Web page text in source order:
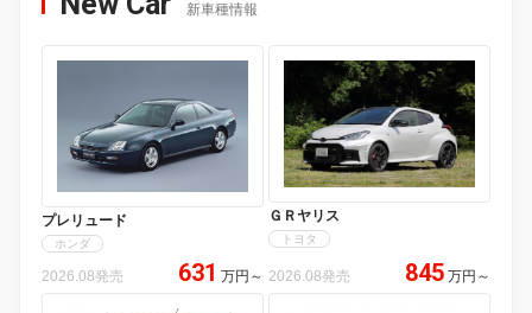
新車種情報
プレリュード
ホンダ
2026.08発売 631 万円 ～
ＧＲヤリス
トヨタ
2026.08発売 845 万円 ～